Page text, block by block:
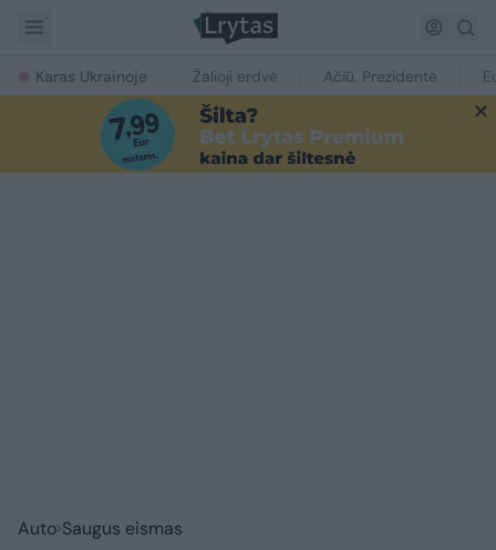
Karas Ukrainoje Žalioji erdvė Ačiū, Prezidente
Auto Saugus eismas